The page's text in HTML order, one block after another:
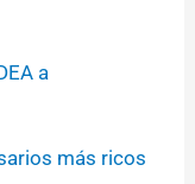
a
más ricos